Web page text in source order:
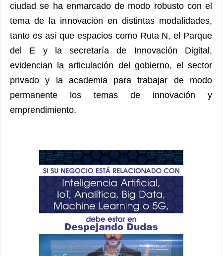
ciudad se ha enmarcado de modo robusto con el
tema de la innovación en distintas modalidades,
tanto es así que espacios como Ruta N, el Parque
del E y la secretaría de Innovación Digital,
evidencian la articulación del gobierno, el sector
privado y la academia para trabajar de modo
permanente los temas de innovación y
emprendimiento.